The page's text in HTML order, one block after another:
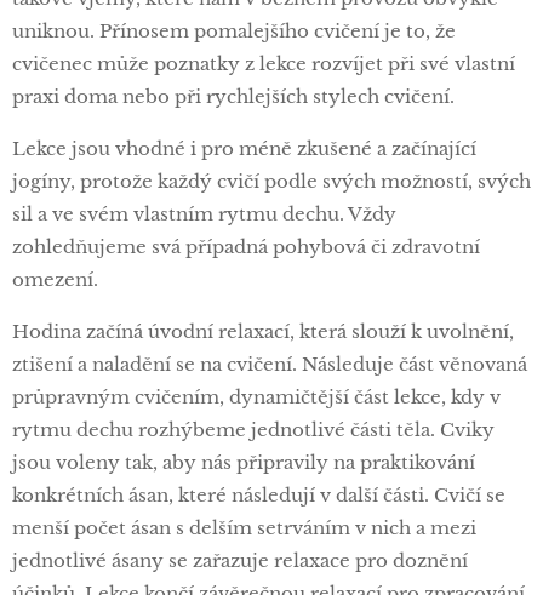
uniknou. Přínosem pomalejšího cvičení je to, že
cvičenec může poznatky z lekce rozvíjet při své vlastní
praxi doma nebo při rychlejších stylech cvičení.
Lekce jsou vhodné i pro méně zkušené a začínající
jogíny, protože každý cvičí podle svých možností, svých
sil a ve svém vlastním rytmu dechu. Vždy
zohledňujeme svá případná pohybová či zdravotní
omezení.
Hodina začíná úvodní relaxací, která slouží k uvolnění,
ztišení a naladění se na cvičení. Následuje část věnovaná
průpravným cvičením, dynamičtější část lekce, kdy v
rytmu dechu rozhýbeme jednotlivé části těla. Cviky
jsou voleny tak, aby nás připravily na praktikování
konkrétních ásan, které následují v další části. Cvičí se
menší počet ásan s delším setrváním v nich a mezi
jednotlivé ásany se zařazuje relaxace pro doznění